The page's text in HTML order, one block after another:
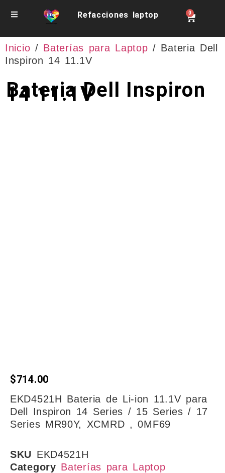
Refacciones laptop 0
Inicio / Baterías para Laptop / Bateria Dell
Inspiron 14 11.1V
Bateria Dell Inspiron
14 11.1V
$714.00
EKD4521H Bateria de Li-ion 11.1V para
Dell Inspiron 14 Series / 15 Series / 17
Series MR90Y, XCMRD , 0MF69
SKU EKD4521H
Category Baterías para Laptop